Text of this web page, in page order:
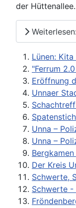
der
Lünen:
"Ferrum
Eröffnung
Unnaer
Unna –
Unna –
Der Kreis
Schwerte,
Schwerte -